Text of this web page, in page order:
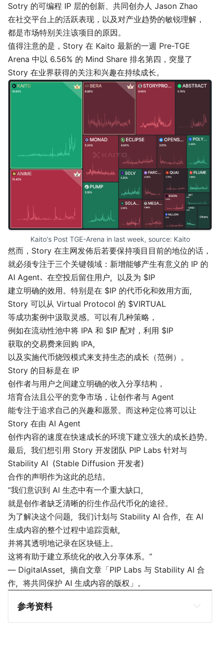
Sotry 的可编程 IP 层的创新、共同创办人 Jason Zhao
在社交平台上的活跃表现，以及对产业趋势的敏锐理解，
都是市场特别关注该项目的原因。
值得注意的是，Story 在 Kaito 最新的一週 Pre-TGE
Arena 中以 6.56% 的 Mind Share 排名第四，突显了
Story 在业界获得的关注和兴趣在持续成长。
Kaito's Post TGE-Arena in last week, source: Kaito
然而，Story 在主网发佈后若要保持项目目前的地位的话，
就必须专注于三个关键领域：新增能够产生有意义的 IP 的
AI Agent、在空投后留住用户，以及为 $IP
建立明确的效用。特别是在 $IP 的代币化和效用方面，
Story 可以从 Virtual Protocol 的 $VIRTUAL
等成功案例中汲取灵感。可以有几种策略，
例如在流动性池中将 IPA 和 $IP 配对，利用 $IP
获取的交易费来回购 IPA，
以及实施代币烧毁模式来支持生态的成长（范例）。
Story 的目标是在 IP
创作者与用户之间建立明确的收入分享结构，
培育合法且公平的竞争市场，让创作者与 Agent
能专注于追求自己的兴趣和愿景。而这种定位将可以让
Story 在由 AI Agent
创作内容的速度在快速成长的环境下建立强大的成长趋势。
最后，我们想引用 Story 开发团队 PIP Labs 针对与
Stability AI（Stable Diffusion 开发者）
合作的声明作为这此的总结。
“我们意识到 AI 生态中有一个重大缺口，
就是创作者缺乏清晰的衍生作品代币化的途径。
为了解决这个问题，我们计划与 Stability AI 合作，在 AI
生成内容的整个过程中追踪贡献，
并将其透明地记录在区块链上。
这将有助于建立系统化的收入分享体系。”
— DigitalAsset，摘自文章「PIP Labs 与 Stability AI 合
作，将共同保护 AI 生成内容的版权 」。
参考资料
Story Docs